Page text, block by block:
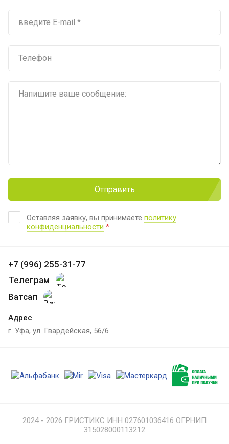
Оставляя заявку, вы принимаете политику
конфиденциальности *
Отправить
+7 (996) 255-31-77
Телеграм
Ватсап
Адрес
г. Уфа, ул. Гвардейская, 56/6
2024 - 2026 ГРИСТИКС ИНН 027601036416 ОГРНИП
315028000113212